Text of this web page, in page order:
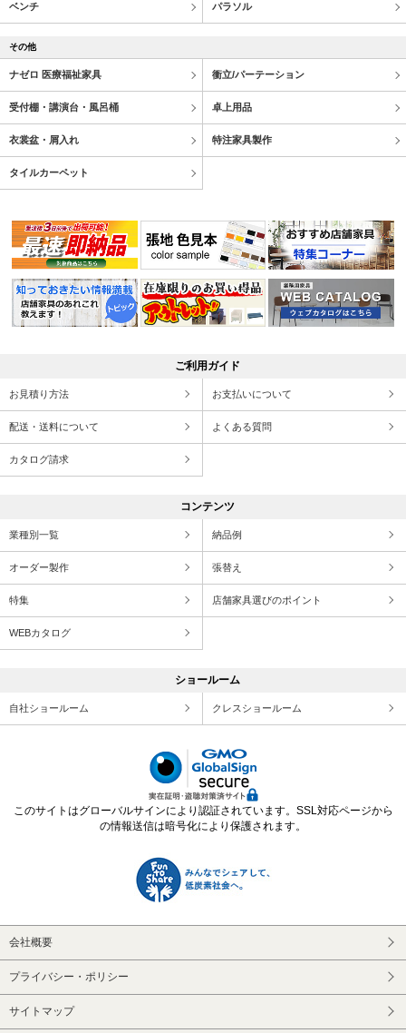
ベンチ パラソル
その他
ナゼロ 医療福祉家具 衝立/パーテーション
受付棚・講演台・風呂桶 卓上用品
衣裳盆・屑入れ 特注家具製作
タイルカーペット
ご利用ガイド
お見積り方法 お支払いについて
配送・送料について よくある質問
カタログ請求
コンテンツ
業種別一覧 納品例
オーダー製作 張替え
特集 店舗家具選びのポイント
WEBカタログ
ショールーム
自社ショールーム クレスショールーム
このサイトはグローバルサインにより認証されています。SSL対応ページから
の情報送信は暗号化により保護されます。
会社概要
プライバシー・ポリシー
サイトマップ